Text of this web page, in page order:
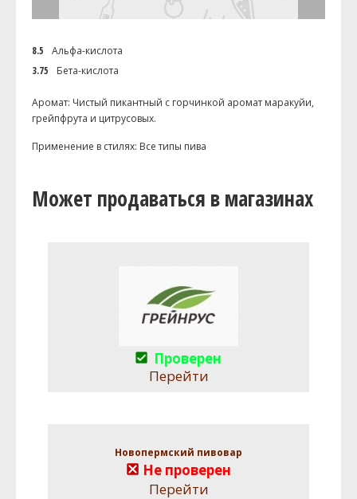
8.5
Альфа-кислота
3.75
Бета-кислота
Аромат: Чистый пикантный с горчинкой аромат маракуйи,
грейпфрута и цитрусовых.
Применение в стилях: Все типы пива
Может продаваться в магазинах
Проверен
Перейти
Новопермский пивовар
Не проверен
Перейти